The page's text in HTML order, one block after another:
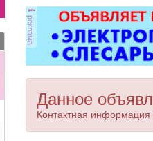
магнитол,
электроусилителей
руля,
многофункциональных
дисплеев, и многого
другого. Быстро,
качественно, недорого!
Точная стоимость
ремонта определяется
после осмотра
реклама
Данное
Контактная информация